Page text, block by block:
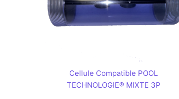
Cellule Compatible POOL
TECHNOLOGIE® MIXTE 3P